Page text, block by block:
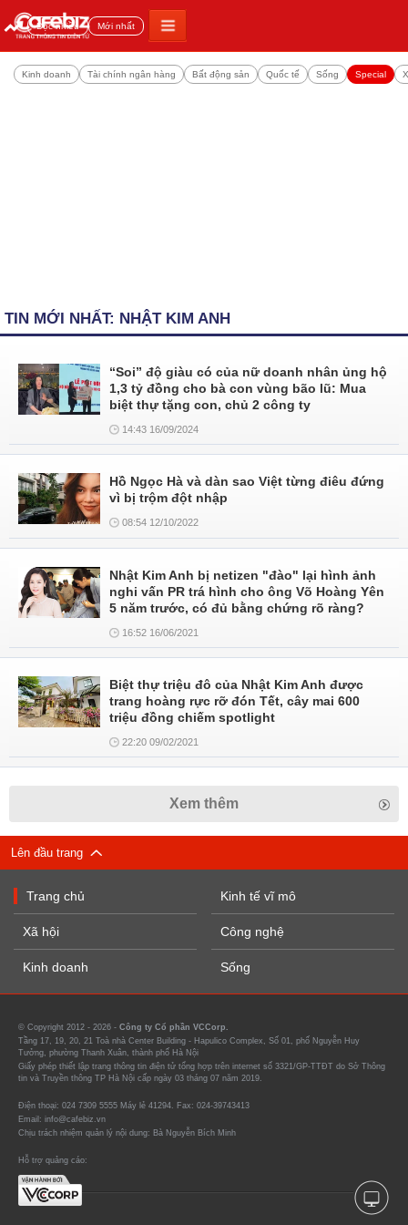
Đọc nhiều Mới nhất
Kinh doanh Tài chính ngân hàng Bất động sản Quốc tế Sống Special
TIN MỚI NHẤT: NHẬT KIM ANH
“Soi” độ giàu có của nữ doanh nhân ủng hộ
1,3 tỷ đồng cho bà con vùng bão lũ: Mua
biệt thự tặng con, chủ 2 công ty
14:43 16/09/2024
Hồ Ngọc Hà và dàn sao Việt từng điêu đứng
vì bị trộm đột nhập
08:54 12/10/2022
Nhật Kim Anh bị netizen "đào" lại hình ảnh
nghi vấn PR trá hình cho ông Võ Hoàng Yên
5 năm trước, có đủ bằng chứng rõ ràng?
16:52 16/06/2021
Biệt thự triệu đô của Nhật Kim Anh được
trang hoàng rực rỡ đón Tết, cây mai 600
triệu đồng chiếm spotlight
22:20 09/02/2021
Xem thêm
Lên đầu trang
Trang chủ
Xã hội
Kinh doanh
Kinh tế vĩ mô
Công nghệ
Sống
© Copyright 2012 - 2026 - Công ty Cổ phần VCCorp.
Tầng 17, 19, 20, 21 Toà nhà Center Building - Hapulico Complex, Số 01, phố Nguyễn Huy
Tưởng, phường Thanh Xuân, thành phố Hà Nội
Giấy phép thiết lập trang thông tin điện tử tổng hợp trên internet số 3321/GP-TTĐT do Sở Thông
tin và Truyền thông TP Hà Nội cấp ngày 03 tháng 07 năm 2019.
Điện thoại: 024 7309 5555 Máy lẻ 41294. Fax: 024-39743413
Email: info@cafebiz.vn
Chịu trách nhiệm quản lý nội dung: Bà Nguyễn Bích Minh
Hỗ trợ quảng cáo: